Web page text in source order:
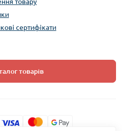
товару
сертифікати
товарів